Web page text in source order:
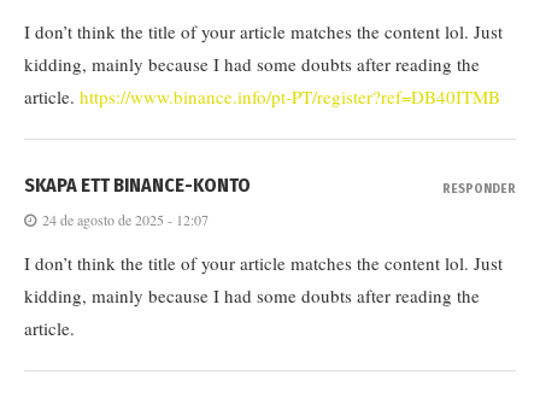
I don’t think the title of your article matches the content lol. Just
kidding, mainly because I had some doubts after reading the
article. https://www.binance.info/pt-PT/register?ref=DB40ITMB
SKAPA ETT BINANCE-KONTO
24 de agosto de 2025 - 12:07
I don’t think the title of your article matches the content lol. Just
kidding, mainly because I had some doubts after reading the
article.
RESPONDER